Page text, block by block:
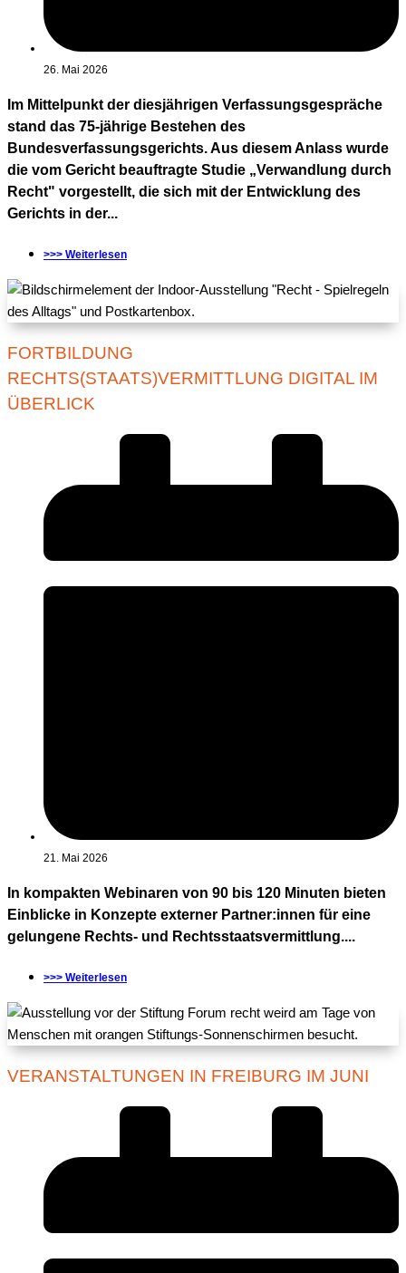
26. Mai 2026
Im Mittelpunkt der diesjährigen Verfassungsgespräche
stand das 75-jährige Bestehen des
Bundesverfassungsgerichts. Aus diesem Anlass wurde
die vom Gericht beauftragte Studie „Verwandlung durch
Recht" vorgestellt, die sich mit der Entwicklung des
Gerichts in der...
>>> Weiterlesen
FORTBILDUNG
RECHTS(STAATS)VERMITTLUNG DIGITAL IM
ÜBERLICK
21. Mai 2026
In kompakten Webinaren von 90 bis 120 Minuten bieten
Einblicke in Konzepte externer Partner:innen für eine
gelungene Rechts- und Rechtsstaatsvermittlung....
>>> Weiterlesen
VERANSTALTUNGEN IN FREIBURG IM JUNI